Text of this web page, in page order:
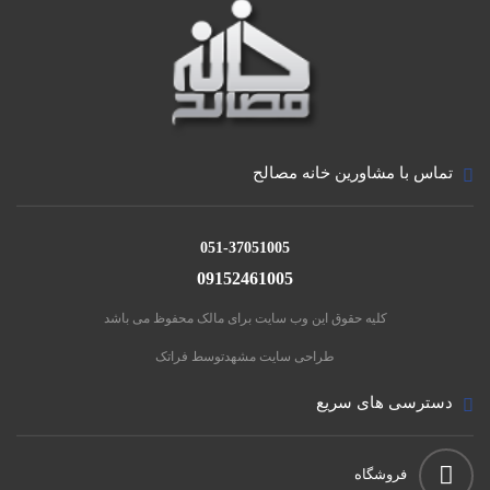
انواع مواد افزودنی
انواع مواد افزودنی را می توان در گروه های مواد افزودنی
تک منظوره و مواد افزودنی چند منظوره طبقه بندی نمود.
ماده افزودنی که بدون تغییر روانی، مقدار آب مخلوط بتن را
می تواند کاهش دهد، یا بدون تغییر مقدار آب، اسلامپ و
روانی را افزایش می دهد یا هر دو اثر را بطور همزمان ایجاد
می کند.مواد افزودنی کاهنده آب برای کاهش مقدار آب
اسلامپ مصرف می شوند. کاهنده های متعارف آب، مقدار
تماس با مشاورین خانه مصالح
051-37051005
09152461005
کلیه حقوق این وب سایت برای مالک محفوظ می باشد
طراحی سایت مشهدتوسط فراتک
دسترسی های سریع
فروشگاه